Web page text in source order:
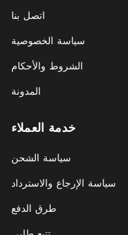
اتصل بنا
سياسة الخصوصية
الشروط والأحكام
المدونة
خدمة العملاء
سياسة الشحن
سياسة الإرجاع والاسترداد
طرق الدفع